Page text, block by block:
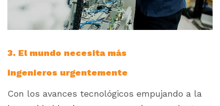
3. El mundo necesita más
ingenieros urgentemente
Con los avances tecnológicos empujando a la